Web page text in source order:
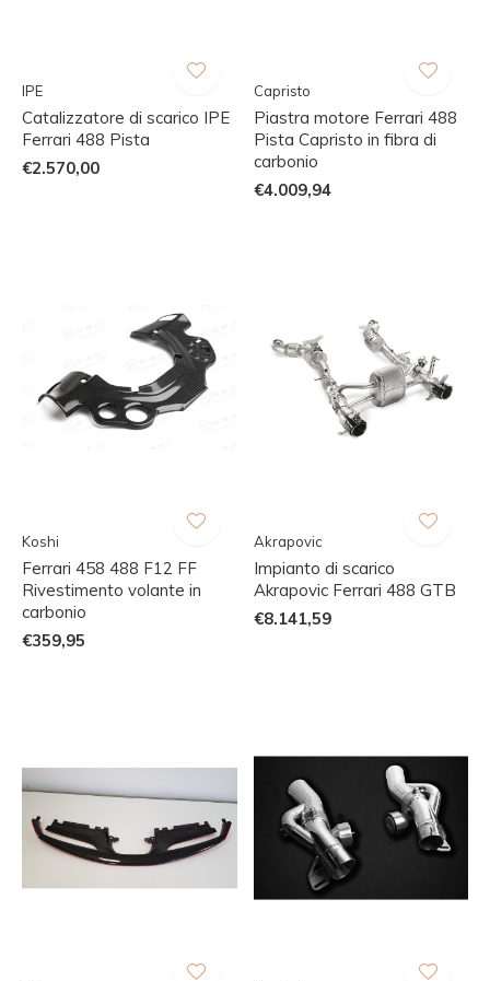
IPE
Catalizzatore di scarico IPE
Ferrari 488 Pista
€2.570,00
Capristo
Piastra motore Ferrari 488
Pista Capristo in fibra di
carbonio
€4.009,94
Koshi
Ferrari 458 488 F12 FF
Rivestimento volante in
carbonio
€359,95
Akrapovic
Impianto di scarico
Akrapovic Ferrari 488 GTB
€8.141,59